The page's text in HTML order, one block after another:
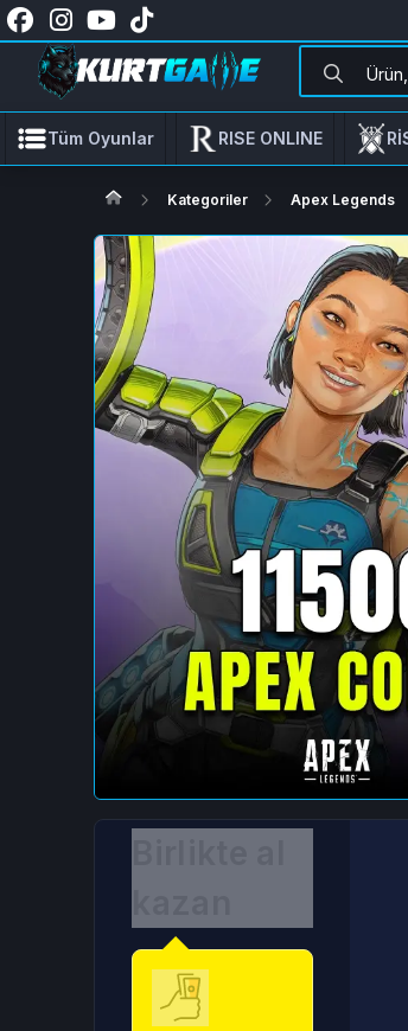
Tüm Oyunlar RISE ONLINE
Kategoriler Apex Legends